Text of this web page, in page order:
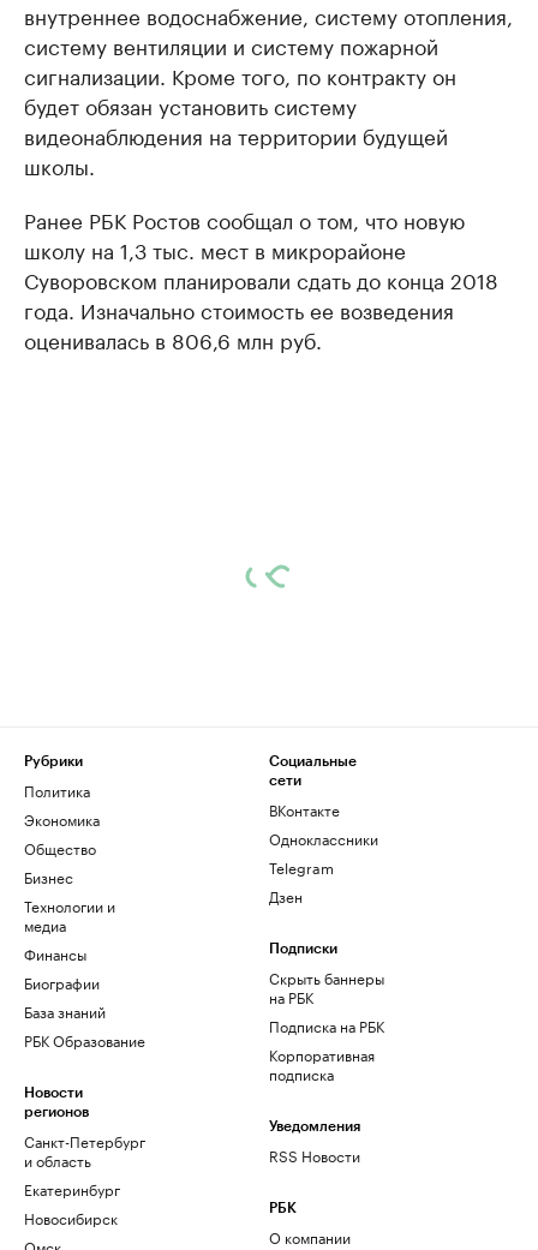
внутреннее водоснабжение, систему отопления,
систему вентиляции и систему пожарной
сигнализации. Кроме того, по контракту он
будет обязан установить систему
видеонаблюдения на территории будущей
школы.
Ранее РБК Ростов сообщал о том, что новую
школу на 1,3 тыс. мест в микрорайоне
Суворовском планировали сдать до конца 2018
года. Изначально стоимость ее возведения
оценивалась в 806,6 млн руб.
Рубрики
Политика
Экономика
Общество
Бизнес
Технологии и
медиа
Финансы
Биографии
База знаний
РБК Образование
Новости
регионов
Санкт-Петербург
и область
Екатеринбург
Новосибирск
Социальные
сети
ВКонтакте
Одноклассники
Telegram
Дзен
Подписки
Скрыть баннеры
на РБК
Подписка на РБК
Корпоративная
подписка
Уведомления
RSS Новости
РБК
О компании